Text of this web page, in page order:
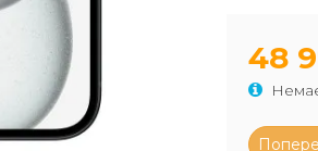
48